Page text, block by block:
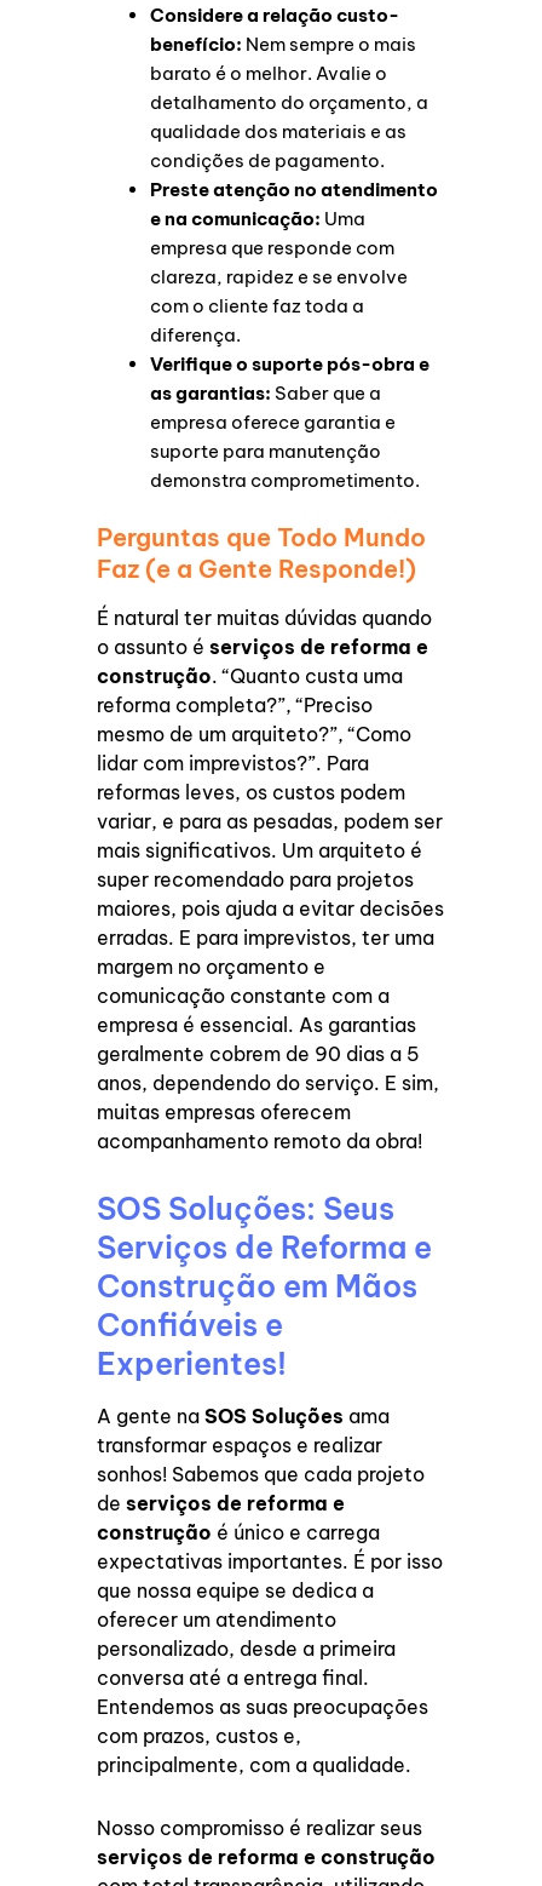
Considere a relação custo-
benefício: Nem sempre o mais
barato é o melhor. Avalie o
detalhamento do orçamento, a
qualidade dos materiais e as
condições de pagamento.
Preste atenção no atendimento
e na comunicação: Uma
empresa que responde com
clareza, rapidez e se envolve
com o cliente faz toda a
diferença.
Verifique o suporte pós-obra e
as garantias: Saber que a
empresa oferece garantia e
suporte para manutenção
demonstra comprometimento.
Perguntas que Todo Mundo
Faz (e a Gente Responde!)
É natural ter muitas dúvidas quando
o assunto éserviços de reforma e
construção. “Quanto custa uma
reforma completa?”, “Preciso
mesmo de um arquiteto?”, “Como
lidar com imprevistos?”. Para
reformas leves, os custos podem
variar, e para as pesadas, podem ser
mais significativos. Um arquiteto é
super recomendado para projetos
maiores, pois ajuda a evitar decisões
erradas. E para imprevistos, ter uma
margem no orçamento e
comunicação constante com a
empresa é essencial. As garantias
geralmente cobrem de 90 dias a 5
anos, dependendo do serviço. E sim,
muitas empresas oferecem
acompanhamento remoto da obra!
SOS Soluções: Seus
Serviços de Reforma e
Construção em Mãos
Confiáveis e
Experientes!
A gente naSOS Soluções ama
transformar espaços e realizar
sonhos! Sabemos que cada projeto
deserviços de reforma e
construção é único e carrega
expectativas importantes. É por isso
que nossa equipe se dedica a
oferecer um atendimento
personalizado, desde a primeira
conversa até a entrega final.
Entendemos as suas preocupações
com prazos, custos e,
principalmente, com a qualidade.
Nosso compromisso é realizar seus
serviços de reforma e construção